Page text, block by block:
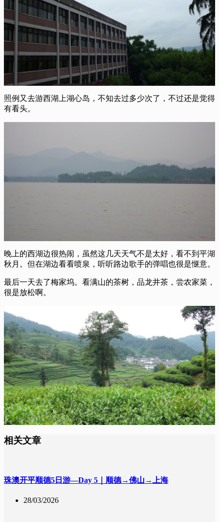
照例又去游西湖上湖心岛，不知去过多少次了，不过还是觉得
有看头。
晚上的西湖边很热闹，虽然这几天天气不是太好，看不到平湖
秋月。但在湖边看看喷泉，听听路边歌手的弹唱也很是惬意。
最后一天去了梅家坞。看满山的茶树，品龙井茶，尝农家菜，
很是放松啊。
相关文章
珠澳开平顺德5日游—Day 5｜顺德→佛山→上海
28/03/2026